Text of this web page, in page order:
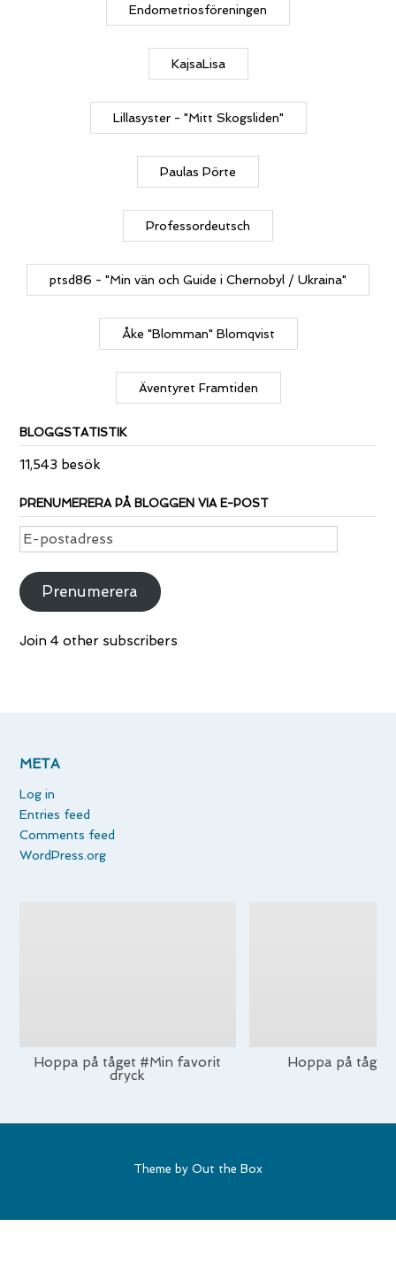
Endometriosföreningen
KajsaLisa
Lillasyster - "Mitt Skogsliden"
Paulas Pörte
Professordeutsch
ptsd86 - "Min vän och Guide i Chernobyl / Ukraina"
Åke "Blomman" Blomqvist
Äventyret Framtiden
BLOGGSTATISTIK
11,543 besök
PRENUMERERA PÅ BLOGGEN VIA E-POST
E-
postadress
Prenumerera
Join 4 other subscribers
META
Log in
Entries feed
Comments feed
WordPress.org
Hoppa på tåget #Min favorit
dryck
Hoppa på tåget
Theme by Out the Box